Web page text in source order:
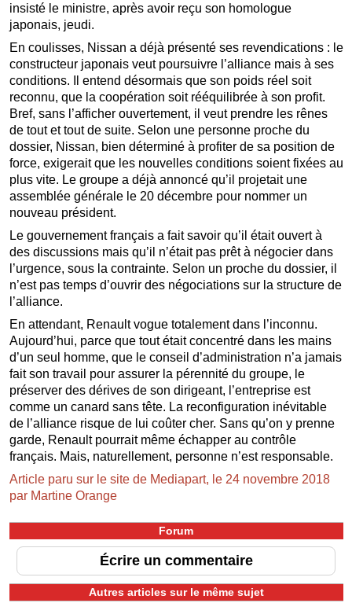
insisté le ministre, après avoir reçu son homologue
japonais, jeudi.
En coulisses, Nissan a déjà présenté ses revendications : le
constructeur japonais veut poursuivre l’alliance mais à ses
conditions. Il entend désormais que son poids réel soit
reconnu, que la coopération soit rééquilibrée à son profit.
Bref, sans l’afficher ouvertement, il veut prendre les rênes
de tout et tout de suite. Selon une personne proche du
dossier, Nissan, bien déterminé à profiter de sa position de
force, exigerait que les nouvelles conditions soient fixées au
plus vite. Le groupe a déjà annoncé qu’il projetait une
assemblée générale le 20 décembre pour nommer un
nouveau président.
Le gouvernement français a fait savoir qu’il était ouvert à
des discussions mais qu’il n’était pas prêt à négocier dans
l’urgence, sous la contrainte. Selon un proche du dossier, il
n’est pas temps d’ouvrir des négociations sur la structure de
l’alliance.
En attendant, Renault vogue totalement dans l’inconnu.
Aujourd’hui, parce que tout était concentré dans les mains
d’un seul homme, que le conseil d’administration n’a jamais
fait son travail pour assurer la pérennité du groupe, le
préserver des dérives de son dirigeant, l’entreprise est
comme un canard sans tête. La reconfiguration inévitable
de l’alliance risque de lui coûter cher. Sans qu’on y prenne
garde, Renault pourrait même échapper au contrôle
français. Mais, naturellement, personne n’est responsable.
Article paru sur le site de Mediapart, le 24 novembre 2018
par Martine Orange
Forum
Écrire un commentaire
Autres articles sur le même sujet